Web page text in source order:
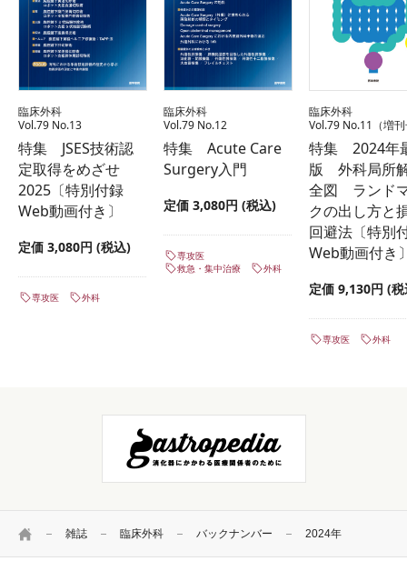
HOME 雑誌 臨床外科 バックナンバー 2024年
臨床外科
Vol.79 No.13
特集 JSES技術認
定取得をめざせ
2025〔特別付録
Web動画付き〕
定価 3,080円 (税込)
専攻医 外科
臨床外科
Vol.79 No.12
特集 Acute Care
Surgery入門
定価 3,080円 (税込)
専攻医
救急・集中治療
外科
臨床外科
Vol.79 No.11（増
特集 2024年
版 外科局所
全図 ランド
クの出し方と
回避法〔特別
Web動画付き
定価 9,130円 (
専攻医 外科